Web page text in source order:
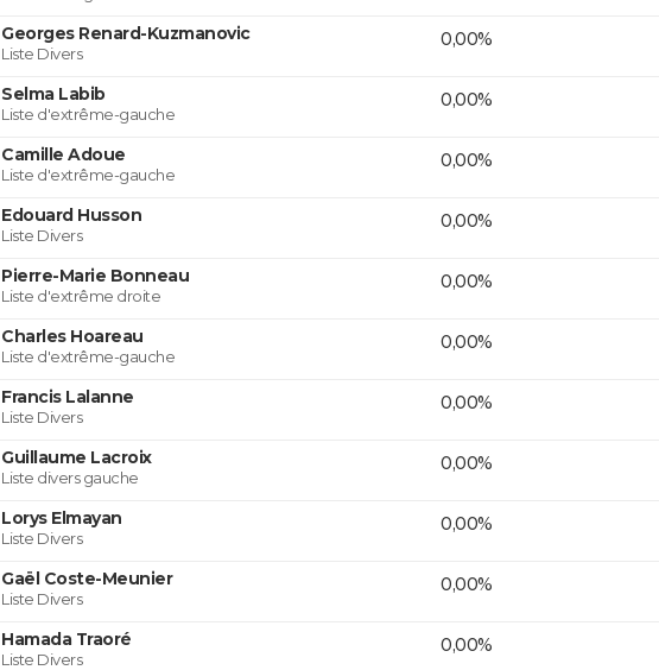
Georges Renard-Kuzmanovic
Liste Divers
0,00%
Selma Labib
Liste d'extrême-gauche
0,00%
Camille Adoue
Liste d'extrême-gauche
0,00%
Edouard Husson
Liste Divers
0,00%
Pierre-Marie Bonneau
Liste d'extrême droite
0,00%
Charles Hoareau
Liste d'extrême-gauche
0,00%
Francis Lalanne
Liste Divers
0,00%
Guillaume Lacroix
Liste divers gauche
0,00%
Lorys Elmayan
Liste Divers
0,00%
Gaël Coste-Meunier
Liste Divers
0,00%
Hamada Traoré
Liste Divers
0,00%